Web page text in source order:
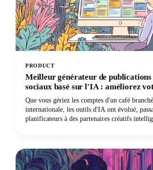
PRODUCT
Meilleur générateur de publications
sociaux basé sur l'IA : améliorez
contenu
Que vous gériez les comptes d'un café
internationale, les outils d'IA ont évolué,
planificateurs à des partenaires créatifs
ce qui rend ces outils indispensables,
répond le mieux à vos besoins et comment